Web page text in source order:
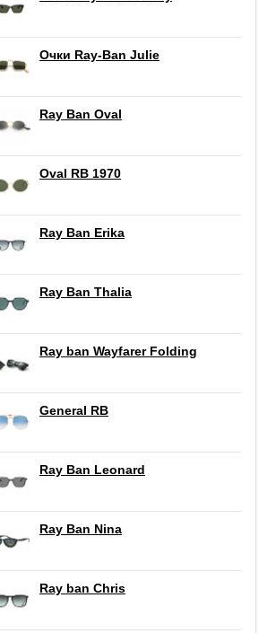
Очки Ray-Ban Julie
Ray Ban Oval
Oval RB 1970
Ray Ban Erika
Ray Ban Thalia
Ray ban Wayfarer Folding
General RB
Ray Ban Leonard
Ray Ban Nina
Ray ban Chris